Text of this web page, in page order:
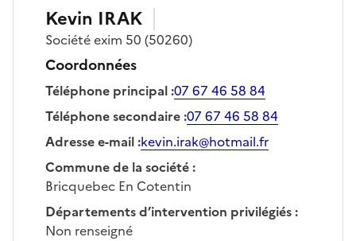
Kevin IRAK
Sociétéexim 50 (50260)
Coordonnées
Téléphone principal:07 67 46 58 84
Téléphone secondaire:07 67 46 58 84
Adresse e-mail:kevin.irak@hotmail.fr
Commune de la société:
Bricquebec En Cotentin
Départements d’intervention privilégiés:
Non renseigné